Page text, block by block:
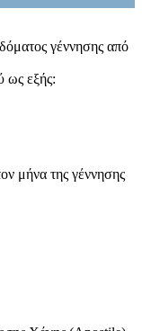
γέννησης από
ως εξής:
μήνα της γέννησης